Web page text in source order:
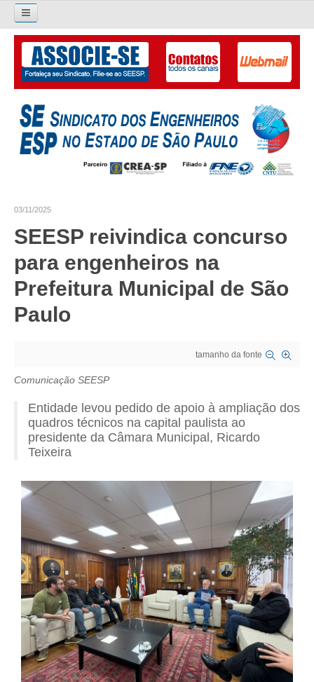
Pesquisar...
O SINDICATO
APRESENTAÇÃO
PALAVRA DO PRESIDENTE
GALERIA EX-PRESIDENTES
ORGANOGRAMA
COMPOSIÇÃO
CONSELHOS ASSESSORES
PERSONALIDADES DA TECNOLOGIA
NÚCLEO DA MULHER ENGENHEIRA
TRANSPARÊNCIA
JURÍDICO
CONSULTORIA
ACORDOS, CONVENÇÕES E DISSÍDIOS
CONTRIBUIÇÕES
03/11/2025
SEESP reivindica concurso
para engenheiros na
Prefeitura Municipal de São
Paulo
tamanho da fonte
Comunicação SEESP
Entidade levou pedido de apoio à ampliação dos
quadros técnicos na capital paulista ao
presidente da Câmara Municipal, Ricardo
Teixeira